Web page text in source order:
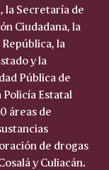
la Secretaría de
Ciudadana, la
la
y la
Pública de
Policía Estatal
áreas de
de drogas
y Culiacán.